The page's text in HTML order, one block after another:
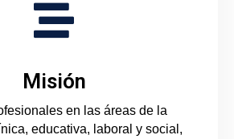
Misión
en las áreas de la
educativa, laboral y social,